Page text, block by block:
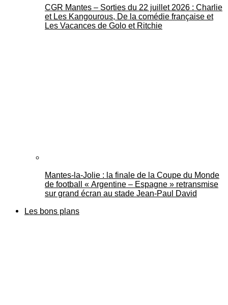
CGR Mantes – Sorties du 22 juillet 2026 : Charlie
et Les Kangourous, De la comédie française et
Les Vacances de Golo et Ritchie
Mantes-la-Jolie : la finale de la Coupe du Monde
de football « Argentine – Espagne » retransmise
sur grand écran au stade Jean-Paul David
Les bons plans